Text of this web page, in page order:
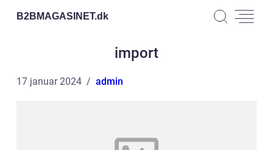
B2BMAGASINET.dk
import
17 januar 2024 admin